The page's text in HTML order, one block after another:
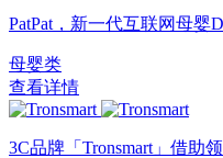
PatPat，新一代互联网母婴
母婴类
查看详情
3C品牌「Tronsmart」借助